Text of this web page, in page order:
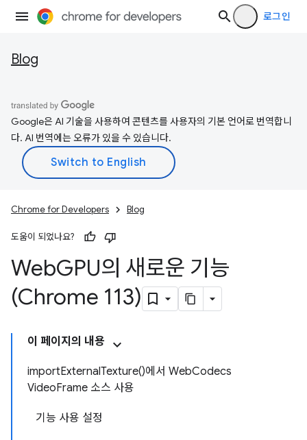
로그인
Blog
Google은 AI 기술을 사용하여 콘텐츠를 사용자의 기본 언어로 번역합니
다. AI 번역에는 오류가 있을 수 있습니다.
Chrome for Developers Blog
도움이 되었나요?
WebGPU의 새로운 기능
(Chrome 113)
이 페이지의 내용
importExternalTexture()에서 WebCodecs
VideoFrame 소스 사용
기능 사용 설정